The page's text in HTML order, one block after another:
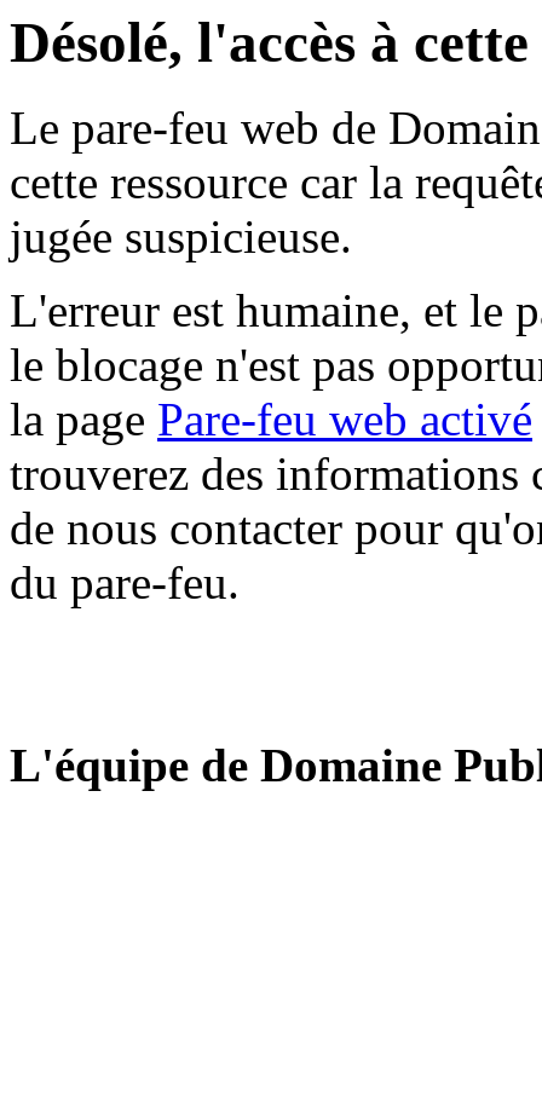
Désolé, l'accès à
Le pare-feu web de
cette ressource car la
jugée suspicieuse.
L'erreur est humaine, et le
le blocage n'est pas
la page Pare-feu web activé
trouverez des informations
de nous contacter pour
du pare-feu.
L'équipe de Domaine